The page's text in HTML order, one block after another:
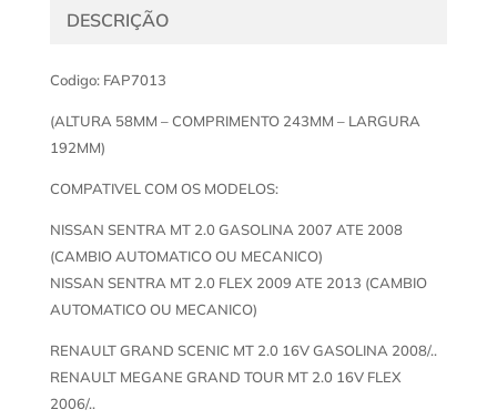
DESCRIÇÃO
Codigo: FAP7013
(ALTURA 58MM – COMPRIMENTO 243MM – LARGURA
192MM)
COMPATIVEL COM OS MODELOS:
NISSAN SENTRA MT 2.0 GASOLINA 2007 ATE 2008
(CAMBIO AUTOMATICO OU MECANICO)
NISSAN SENTRA MT 2.0 FLEX 2009 ATE 2013 (CAMBIO
AUTOMATICO OU MECANICO)
RENAULT GRAND SCENIC MT 2.0 16V GASOLINA 2008/..
RENAULT MEGANE GRAND TOUR MT 2.0 16V FLEX
2006/..